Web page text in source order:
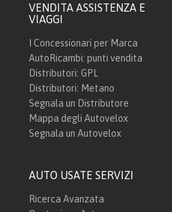
VENDITA ASSISTENZA E
VIAGGI
I Concessionari per Marca
AutoRicambi: punti vendita
Distributori: GPL
Distributori: Metano
Segnala un Distributore
Mappa degli Autovelox
Segnala un Autovelox
AUTO USATE SERVIZI
Ricerca Avanzata